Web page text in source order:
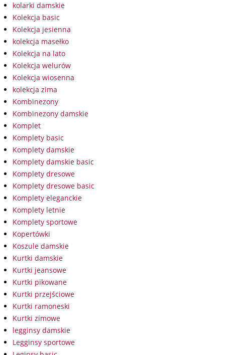
kolarki damskie
Kolekcja basic
Kolekcja jesienna
kolekcja masełko
Kolekcja na lato
Kolekcja welurów
Kolekcja wiosenna
kolekcja zima
Kombinezony
Kombinezony damskie
Komplet
Komplety basic
Komplety damskie
Komplety damskie basic
Komplety dresowe
Komplety dresowe basic
Komplety eleganckie
Komplety letnie
Komplety sportowe
Kopertówki
Koszule damskie
Kurtki damskie
Kurtki jeansowe
Kurtki pikowane
Kurtki przejściowe
Kurtki ramoneski
Kurtki zimowe
legginsy damskie
Legginsy sportowe